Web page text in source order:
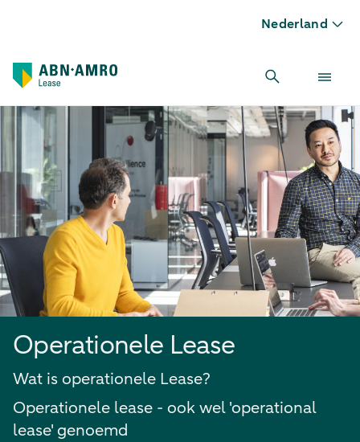
Nederland
Operationele Lease
Wat is operationele Lease?
Operationele lease - ook wel 'operational
lease' genoemd